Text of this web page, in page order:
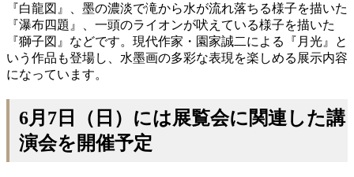
『白龍図』、墨の濃淡で滝から水が流れ落ちる様子を描いた
『瀑布四題』、一頭のライオンが吠えている様子を描いた
『獅子図』などです。現代作家・園家誠二による『月光』と
いう作品も登場し、水墨画の多彩な表現を楽しめる展示内容
になっています。
6月7日（日）には展覧会に関連した講
演会を開催予定